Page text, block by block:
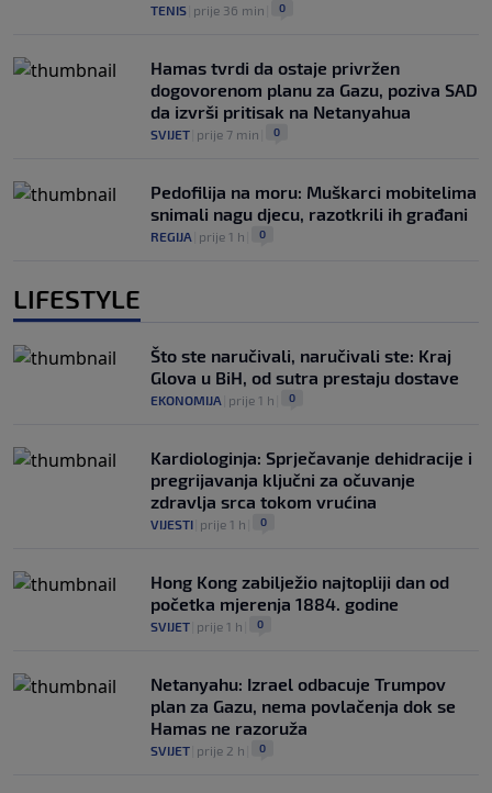
TENIS prije 36 min 0
Hamas tvrdi da ostaje privržen
dogovorenom planu za Gazu, poziva SAD
da izvrši pritisak na Netanyahua
SVIJET prije 7 min 0
Pedofilija na moru: Muškarci mobitelima
snimali nagu djecu, razotkrili ih građani
REGIJA prije 1 h 0
LIFESTYLE
Što ste naručivali, naručivali ste: Kraj
Glova u BiH, od sutra prestaju dostave
EKONOMIJA prije 1 h 0
Kardiologinja: Sprječavanje dehidracije i
pregrijavanja ključni za očuvanje
zdravlja srca tokom vrućina
VIJESTI prije 1 h 0
Hong Kong zabilježio najtopliji dan od
početka mjerenja 1884. godine
SVIJET prije 1 h 0
Netanyahu: Izrael odbacuje Trumpov
plan za Gazu, nema povlačenja dok se
Hamas ne razoruža
SVIJET prije 2 h 0